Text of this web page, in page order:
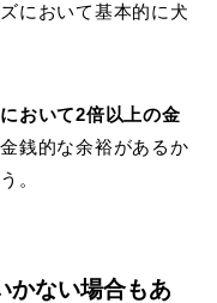
において基本的に犬
おいて2倍以上の金
銭的な余裕があるか
。
かない場合もあ